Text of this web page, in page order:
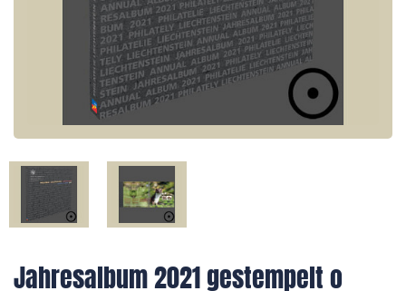
Jahresalbum 2021 gestempelt o